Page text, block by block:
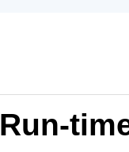
Run-